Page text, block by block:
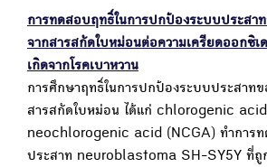
การทดสอบฤทธิ์ในการปกป้องระบบประสา
จากสารสกัดใบหม่อนต่อความเครียดออกซิเ
เกิดจากโรคเบาหวาน
การศึกษาฤทธิ์ในการปกป้องระบบประสาท
สารสกัดใบหม่อน ได้แก่ chlorogenic
neochlorogenic acid (NCGA) ทำการท
ประสาท neuroblastoma SH-SY5Y ที่ถูก